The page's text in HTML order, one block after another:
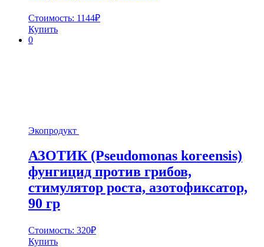
Стоимость: 1144₽
Купить
0
Экопродукт
АЗОТИК (Pseudomonas koreensis)
фунгицид против грибов,
стимулятор роста, азотофиксатор,
90 гр
Стоимость: 320₽
Купить